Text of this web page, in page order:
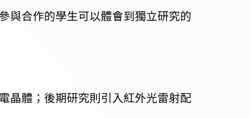
與合作的學生可以體會到獨立研究的
晶體；後期研究則引入紅外光雷射配